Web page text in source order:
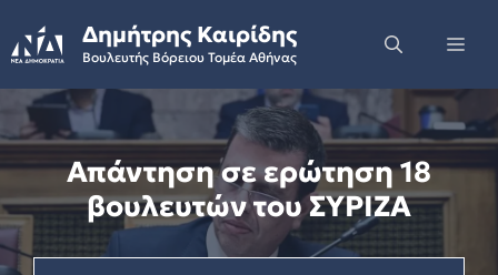
to
content
Δημήτρης Καιρίδης
Βουλευτής Βόρειου Τομέα Αθήνας
Απάντηση σε ερώτηση 18
βουλευτών του ΣΥΡΙΖΑ